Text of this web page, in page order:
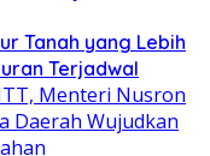
Tanah yang Lebih
Terjadwal